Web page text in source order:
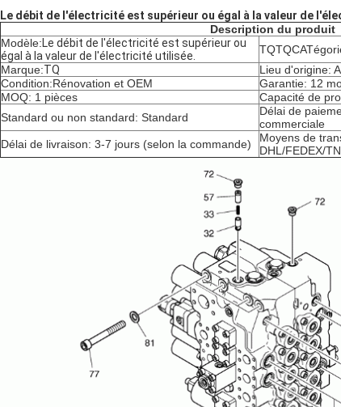
Le débit de l'électricité est supérieur ou égal à la valeur de
Description du produit
Modèle:Le débit de l'électricité est supérieur ou
égal à la valeur de l'électricité utilisée.
Marque:TQ
Lieu d'origine:
Condition:Rénovation et OEM
Garantie: 12
MOQ: 1 pièces
Capacité de
Standard ou non standard: Standard
Délai de
commerciale
Délai de livraison: 3-7 jours (selon la commande)
Moyens de
DHL/FEDEX/